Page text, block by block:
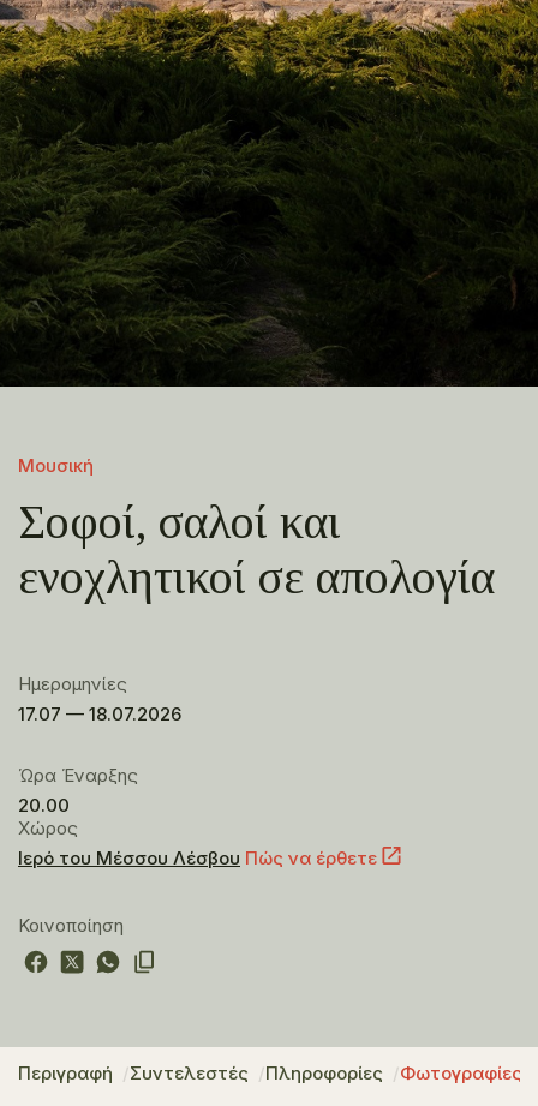
Μουσική
Σοφοί, σαλοί και
ενοχλητικοί σε απολογία
Ημερομηνίες
17.07 — 18.07.2026
Ώρα Έναρξης
20.00
Χώρος
Ιερό του Μέσσου Λέσβου Πώς να έρθετε
Κοινοποίηση
Περιγραφή Συντελεστές Πληροφορίες Φωτογραφίες